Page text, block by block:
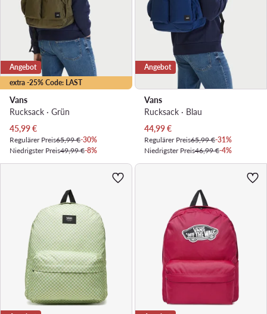
extra -25% Code: LAST
Angebot
Vans
Rucksack · Grün
Aktueller Preis
45,99€
Regulärer Preis65,99 €-30%
Niedrigster Preis49,99 €-8%
Angebot
Vans
Rucksack · Blau
Aktueller Preis
44,99€
Regulärer Preis65,99 €-31%
Niedrigster Preis46,99 €-4%